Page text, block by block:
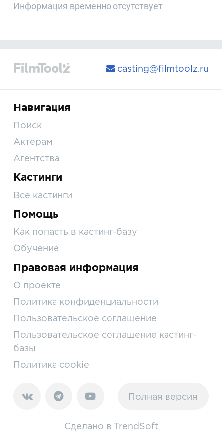
Информация временно отсутствует
casting@filmtoolz.ru
Навигация
Поиск
Актерам
Агентства
Кастинги
Все кастинги
Помощь
Как попасть в кастинг-базу
Обучение
Правовая информация
О проекте
Политика конфиденциальности
Пользовательское соглашение
Пользовательское соглашение кастинг-
базы
Политика cookie
Полная версия
Сделано в TrendSoft